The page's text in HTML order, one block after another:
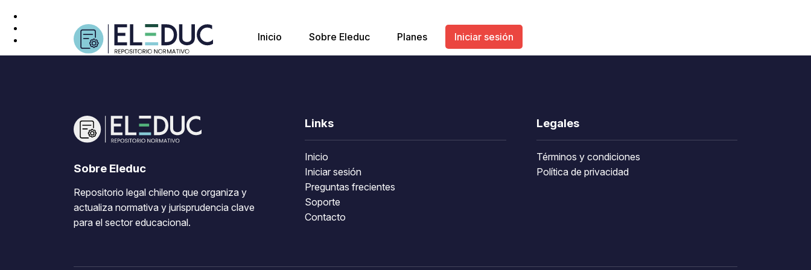
Inicio Sobre Eleduc Planes Iniciar sesión
Sobre Eleduc
Repositorio legal chileno que organiza y
actualiza normativa y jurisprudencia clave
para el sector educacional.
Links
Inicio
Iniciar sesión
Preguntas frecientes
Soporte
Contacto
Legales
Términos y condiciones
Política de privacidad